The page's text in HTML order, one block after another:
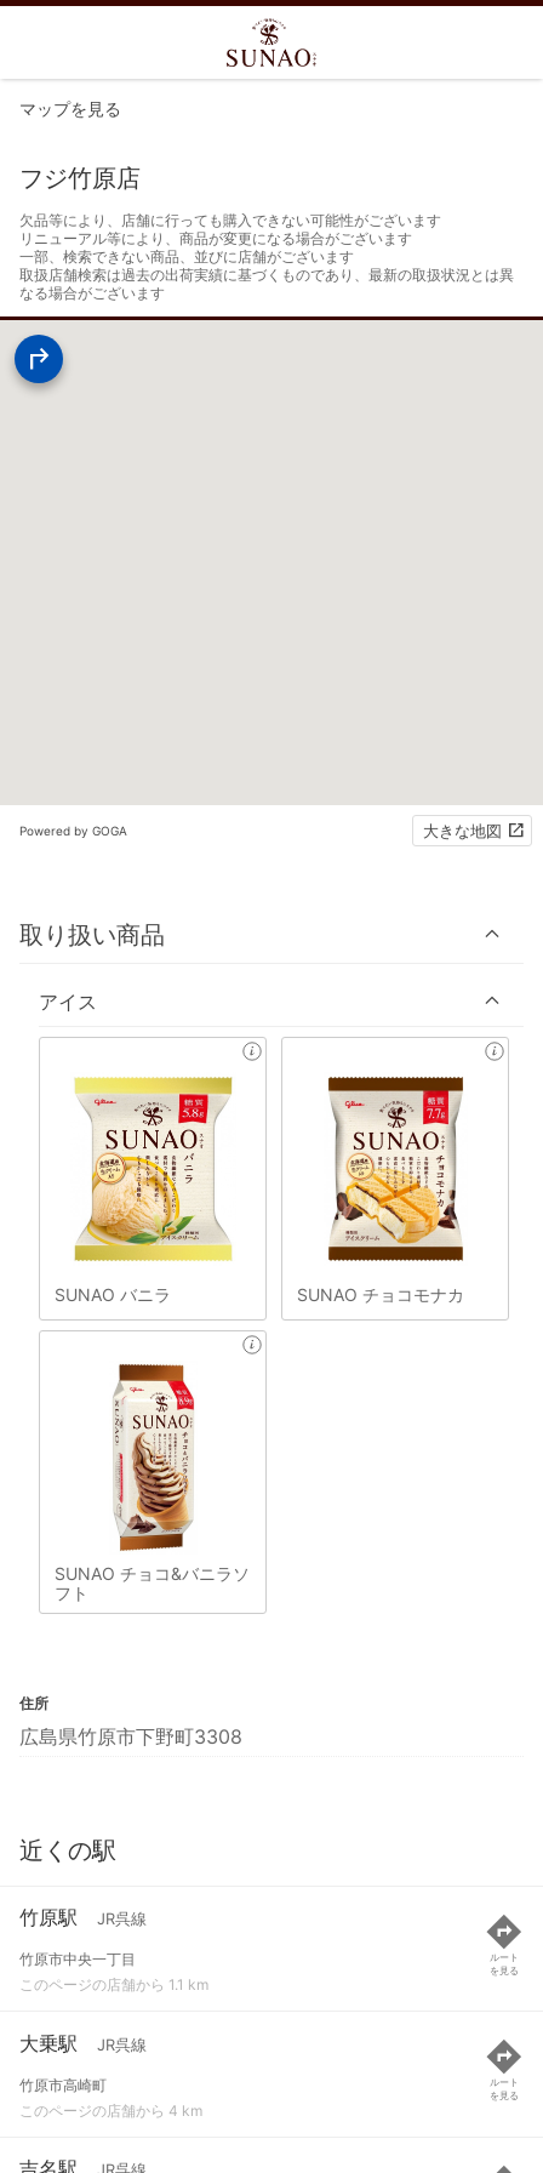
マップを見る
フジ竹原店
欠品等により、店舗に行っても購入できない可能性がございます
リニューアル等により、商品が変更になる場合がございます
一部、検索できない商品、並びに店舗がございます
取扱店舗検索は過去の出荷実績に基づくものであり、最新の取扱状況とは異
なる場合がございます
Powered by GOGA 大きな地図
取り扱い商品
アイス
SUNAO バニラ SUNAO チョコモナカ
SUNAO チョコ&バニラソ
フト
住所
広島県竹原市下野町3308
近くの駅
竹原駅 JR呉線
竹原市中央一丁目
このページの店舗から 1.1 km
ルート
を見る
大乗駅 JR呉線
竹原市高崎町
このページの店舗から 4 km
ルート
を見る
吉名駅